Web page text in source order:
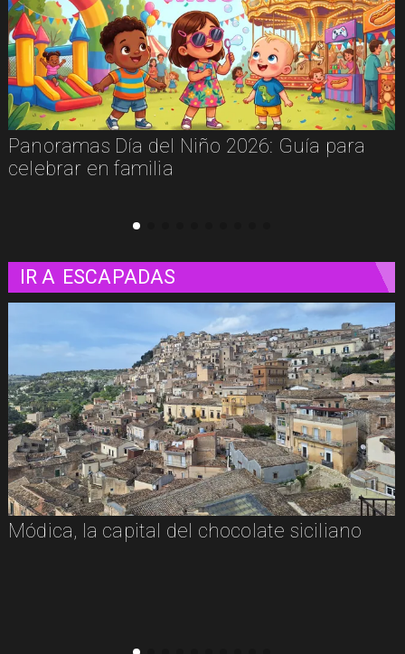
Panoramas Día del Niño 2026: Guía para
celebrar en familia
IR A ESCAPADAS
Módica, la capital del chocolate siciliano